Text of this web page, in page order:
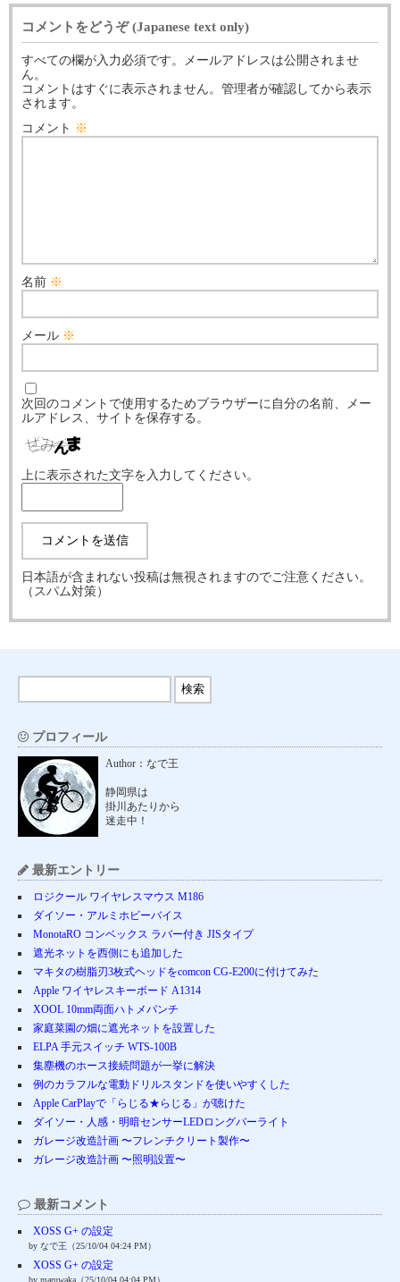
コメントをどうぞ (Japanese text only)
すべての欄が入力必須です。メールアドレスは公開されませ
ん。
コメントはすぐに表示されません。管理者が確認してから表示
されます。
コメント ※
名前 ※
メール ※
次回のコメントで使用するためブラウザーに自分の名前、メー
ルアドレス、サイトを保存する。
上に表示された文字を入力してください。
日本語が含まれない投稿は無視されますのでご注意ください。
（スパム対策）
プロフィール
Author：なで王
静岡県は
掛川あたりから
迷走中！
最新エントリー
ロジクール ワイヤレスマウス M186
ダイソー・アルミホビーバイス
MonotaRO コンベックス ラバー付き JISタイプ
遮光ネットを西側にも追加した
マキタの樹脂刃3枚式ヘッドをcomcon CG-E200に付けてみた
Apple ワイヤレスキーボード A1314
XOOL 10mm両面ハトメパンチ
家庭菜園の畑に遮光ネットを設置した
ELPA 手元スイッチ WTS-100B
集塵機のホース接続問題が一挙に解決
例のカラフルな電動ドリルスタンドを使いやすくした
Apple CarPlayで「らじる★らじる」が聴けた
ダイソー・人感・明暗センサーLEDロングバーライト
ガレージ改造計画 〜フレンチクリート製作〜
ガレージ改造計画 〜照明設置〜
最新コメント
XOSS G+ の設定
by なで王（25/10/04 04:24 PM）
XOSS G+ の設定
by maruwaka（25/10/04 04:04 PM）